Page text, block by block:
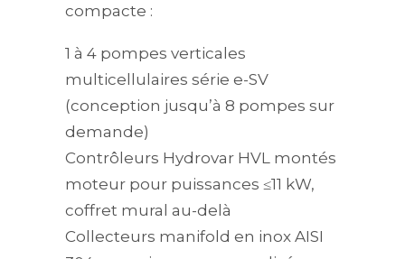
compacte :
1 à 4 pompes verticales
multicellulaires série e-SV
(conception jusqu’à 8 pompes sur
demande)
Contrôleurs Hydrovar HVL montés
moteur pour puissances ≤11 kW,
coffret mural au-delà
Collecteurs manifold en inox AISI